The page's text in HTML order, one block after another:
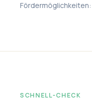
Fördermöglichkeiten:
SCHNELL-CHECK